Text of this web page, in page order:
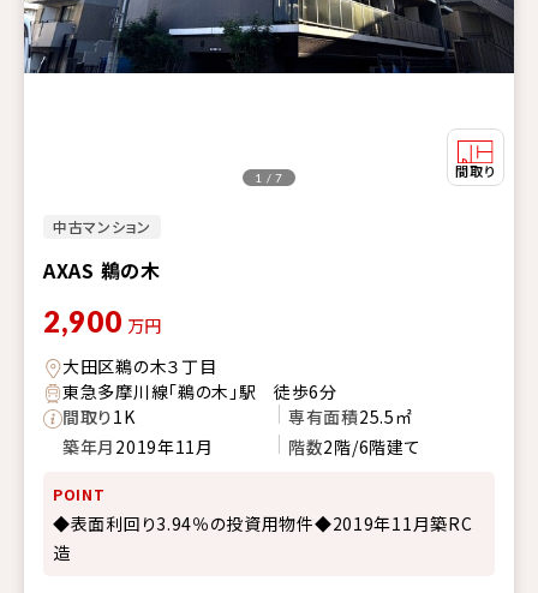
中古マンション
AXAS 鵜の木
1 / 7
2,900 万円
大田区鵜の木３丁目
東急多摩川線「鵜の木」駅 徒歩6分
間取り1K 専有面積25.5㎡
築年月 2019年11月 階数2階/6階建て
POINT
◆表面利回り3.94％の投資用物件◆2019年11月築RC
造